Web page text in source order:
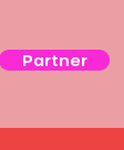
Partner